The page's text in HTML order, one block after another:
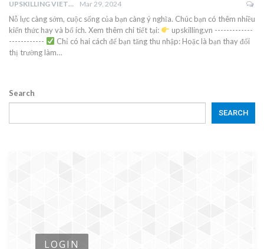
UPSKILLING VIETNAM Mar 29, 2024
Nỗ lực càng sớm, cuộc sống của bạn càng ý nghĩa. Chúc bạn có thêm nhiều
kiến thức hay và bổ ích. Xem thêm chi tiết tại:
upskilling.vn -------------
------------
Chỉ có hai cách để bạn tăng thu nhập: Hoặc là bạn thay đổi
thị trường làm…
Search
SEARCH
LOGIN